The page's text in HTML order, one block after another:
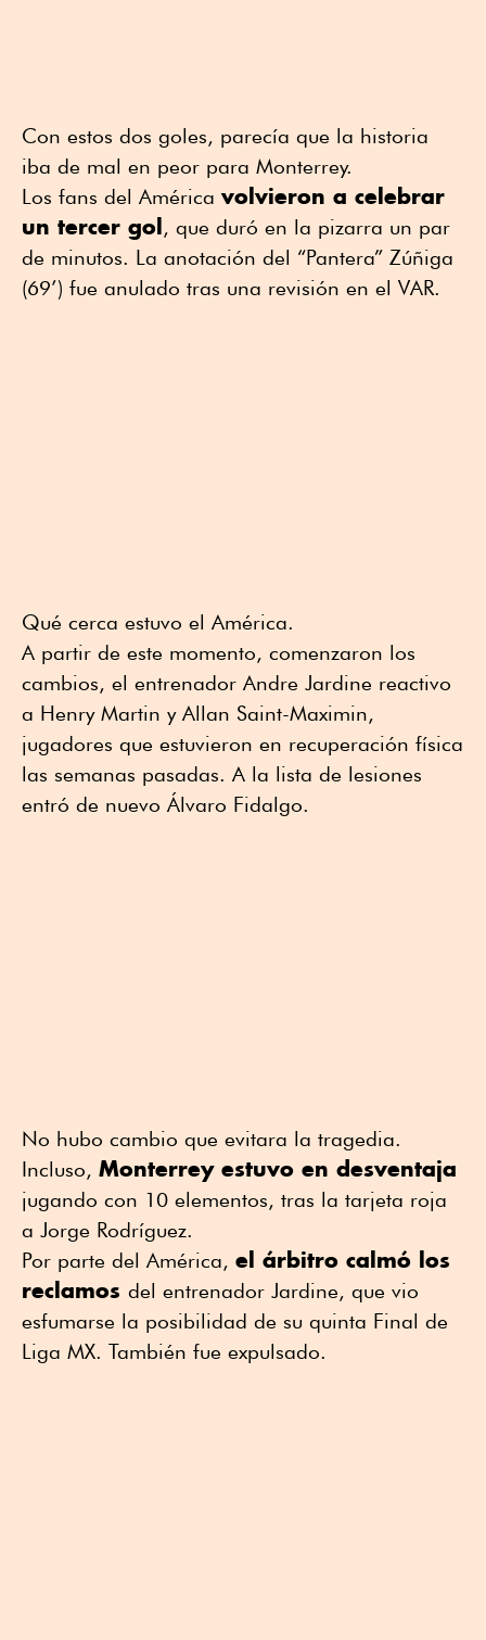
Con estos dos goles, parecía que la historia
iba de mal en peor para Monterrey.
Los fans del América volvieron a celebrar
un tercer gol , que duró en la pizarra un par
de minutos. La anotación del “Pantera” Zúñiga
(69’) fue anulado tras una revisión en el VAR.
Qué cerca estuvo el América.
A partir de este momento, comenzaron los
cambios, el entrenador Andre Jardine reactivo
a Henry Martin y Allan Saint-Maximin,
jugadores que estuvieron en recuperación física
las semanas pasadas. A la lista de lesiones
entró de nuevo Álvaro Fidalgo.
No hubo cambio que evitara la tragedia.
Incluso, Monterrey estuvo en desventaja
jugando con 10 elementos, tras la tarjeta roja
a Jorge Rodríguez.
Por parte del América, el árbitro calmó los
reclamos del entrenador Jardine, que vio
esfumarse la posibilidad de su quinta Final de
Liga MX. También fue expulsado.